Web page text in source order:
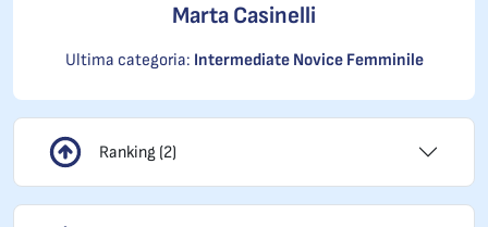
Marta Casinelli
Ultima categoria: Intermediate Novice Femminile
Ranking (2)